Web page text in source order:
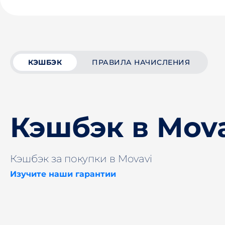
КЭШБЭК ПРАВИЛА НАЧИСЛЕНИЯ
Кэшбэк в
Кэшбэк за покупки в Movavi
Изучите наши гарантии